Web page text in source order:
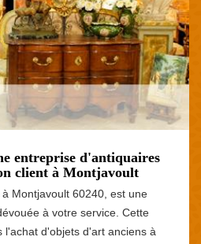
entreprise d'antiquaires
client à Montjavoult
Montjavoult 60240, est une
à votre service. Cette
l'achat d'objets d'art anciens à